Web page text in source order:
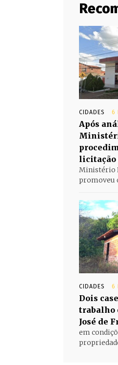
CIDADES 6
Após
licitação
Ministério
promoveu
CIDADES 6
Dois
trabalho
José de
em